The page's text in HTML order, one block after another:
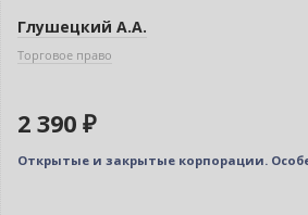
Глушецкий А.А.
Торговое право
2 390 ₽
Открытые и закрытые корпорации.